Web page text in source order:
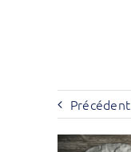
Précédent